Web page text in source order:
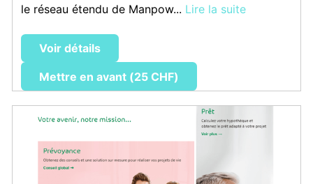
le réseau étendu de Manpow... Lire la suite
Voir détails
Mettre en avant (25 CHF)